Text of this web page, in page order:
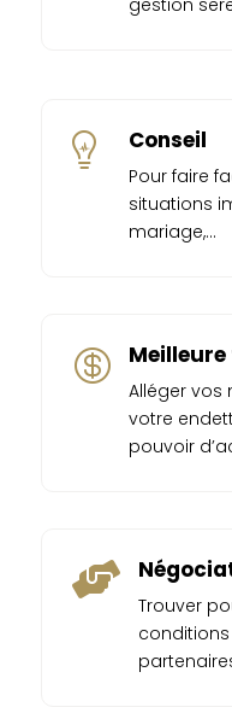
gestion
 Conseil
Pour faire
situations
mariage,…

Alléger vos
votre
pouvoir

Trouver